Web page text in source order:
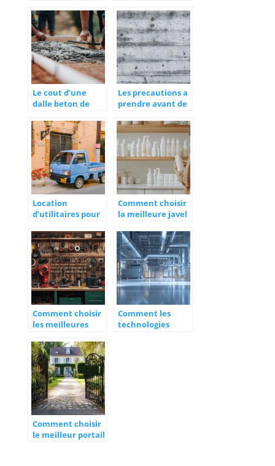
Le cout d’une
dalle beton de
du type de beton
Les precautions a
prendre avant de
porteur
Location
d’utilitaires pour
vos matériaux :
une solution
optimale
Comment choisir
la meilleure javel
pour un
nettoyage
efficace
Comment choisir
les meilleures
pour vos
machines
agricoles
Comment les
technologies
Comment choisir
le meilleur portail